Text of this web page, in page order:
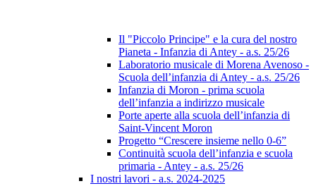
Il "Piccolo Principe" e la cura del nostro
Pianeta - Infanzia di Antey - a.s. 25/26
Laboratorio musicale di Morena Avenoso -
Scuola dell’infanzia di Antey - a.s. 25/26
Infanzia di Moron - prima scuola
dell’infanzia a indirizzo musicale
Porte aperte alla scuola dell’infanzia di
Saint-Vincent Moron
Progetto “Crescere insieme nello 0-6”
Continuità scuola dell’infanzia e scuola
primaria - Antey - a.s. 25/26
I nostri lavori - a.s. 2024-2025